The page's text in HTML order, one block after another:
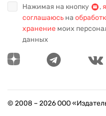
Нажимая на кнопку , я
соглашаюсь на
хранение моих
данных
© 2008 – 2026ООО